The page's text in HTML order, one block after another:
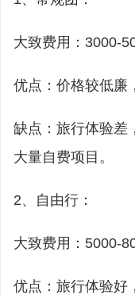
大致费用：3000-
优点：价格较低廉
缺点：旅行体验差
大量自费项目。
2、自由行：
大致费用：5000-
优点：旅行体验好